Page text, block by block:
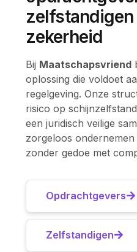
zekerheid
Bij Maatschapsvriend
oplossing die voldoet
regelgeving. Onze
risico op
een juridisch veilige
zorgeloos
zonder gedoe met
Opdrachtgevers
Zelfstandigen